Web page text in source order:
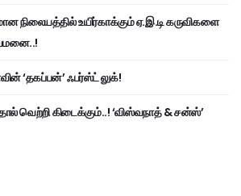
நிலையத்தில் உயிர்காக்கும் ஏ.இ.டி கருவிகளை
‘தகப்பன்’ ஃபர்ஸ்ட் லுக்!
வெற்றி கிடைக்கும்..! ‘விஸ்வநாத் & சன்ஸ்’